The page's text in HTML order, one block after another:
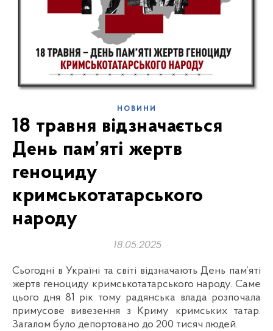
НОВИНИ
18 травня відзначається
День пам’яті жертв
геноциду
кримськотатарського
народу
18.05.2025
Сьогодні в Україні та світі відзначають День пам’яті
жертв геноциду кримськотатарського народу. Саме
цього дня 81 рік тому радянська влада розпочала
примусове вивезення з Криму кримських татар.
Загалом було депортовано до 200 тисяч людей.